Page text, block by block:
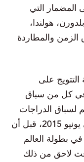
المضمار التي
هولندا،
والمطاردة
على
في كل من سباق
لسباق الدراجات
على الطريق في مانياغو، إيطاليا، في يونيو 2015، قبل أن
بطولة العالم
لاحق من ذلك